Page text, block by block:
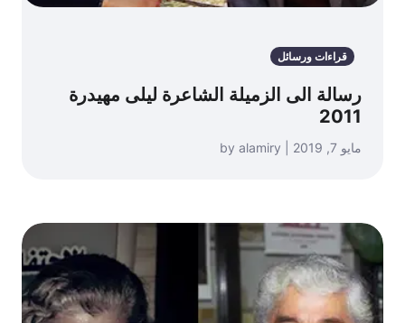
قراءات ورسائل
رسالة الى الزميلة الشاعرة ليلى مهيدرة
2011
مايو 7, 2019 | by alamiry